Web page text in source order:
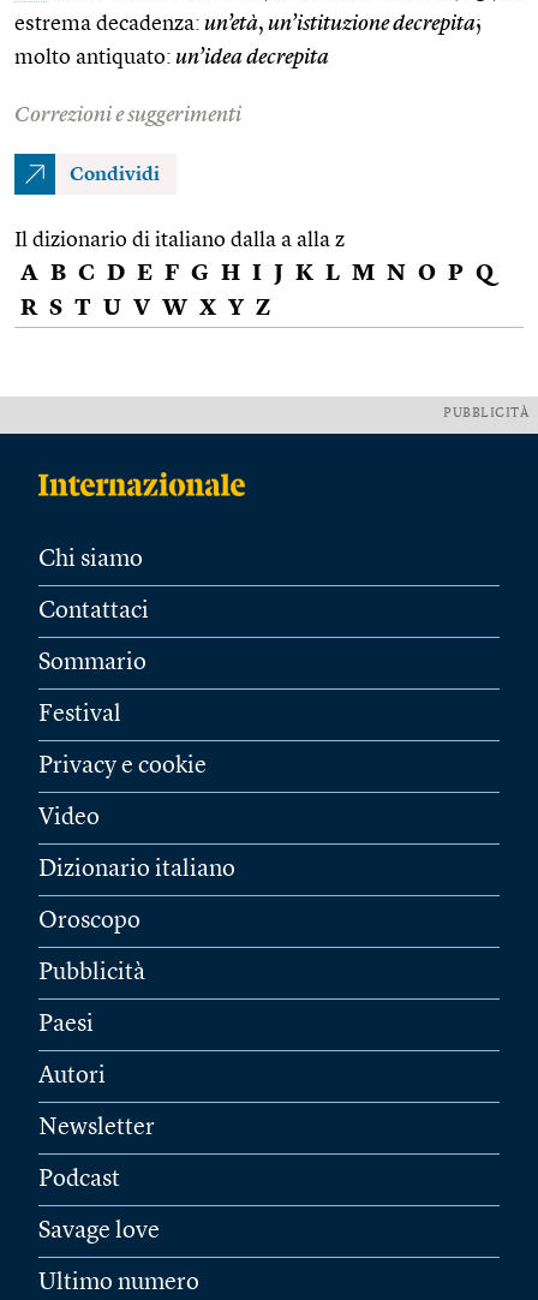
estrema decadenza: un’età, un’istituzione decrepita;
molto antiquato: un’idea decrepita
Correzioni e suggerimenti
Condividi
Il dizionario di italiano dalla a alla z
A B C D E F G H I J K L M N O P Q
R S T U V W X Y Z
PUBBLICITÀ
Chi siamo
Contattaci
Sommario
Festival
Privacy e cookie
Video
Dizionario italiano
Oroscopo
Pubblicità
Paesi
Autori
Newsletter
Podcast
Savage love
Ultimo numero